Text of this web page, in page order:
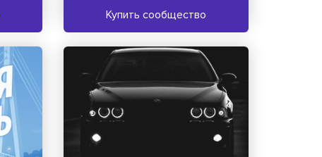
Купить сообщество